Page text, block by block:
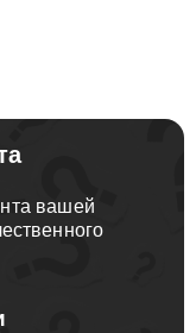
вашей